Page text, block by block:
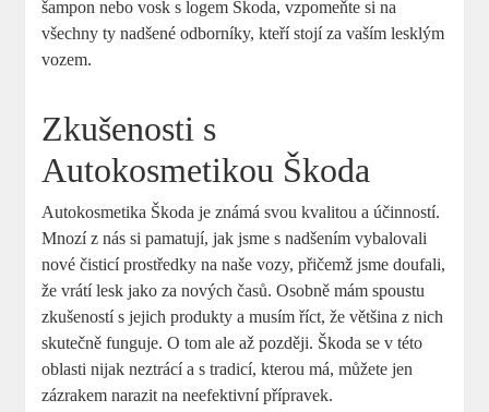
⁣šampon⁤ nebo vosk s logem Škoda, vzpomeňte si na
všechny ​ty nadšené odborníky, ‍kteří‍ stojí za⁢ vaším lesklým
vozem.
Zkušenosti ​s
⁤Autokosmetikou Škoda
Autokosmetika Škoda je​ známá ⁣svou kvalitou a účinností.⁣
Mnozí z nás si ⁢pamatují, jak‌ jsme s nadšením ‍vybalovali
nové⁣ čisticí prostředky ‍na naše vozy, přičemž jsme doufali,
že vrátí lesk jako​ za​ nových časů. Osobně mám spoustu
⁢zkušeností s jejich produkty a ⁢musím říct, že⁤ většina z nich
skutečně​ funguje.⁢ O tom ale ⁣až později. Škoda se v této⁢
oblasti nijak neztrácí a s tradicí, kterou ⁢má,‍ můžete jen
zázrakem narazit na neefektivní ⁤přípravek.